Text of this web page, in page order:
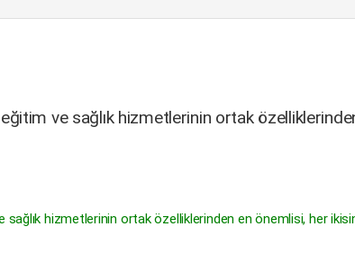
ve sağlık hizmetlerinin ortak
hizmetlerinin ortak özelliklerinden en önemlisi, her